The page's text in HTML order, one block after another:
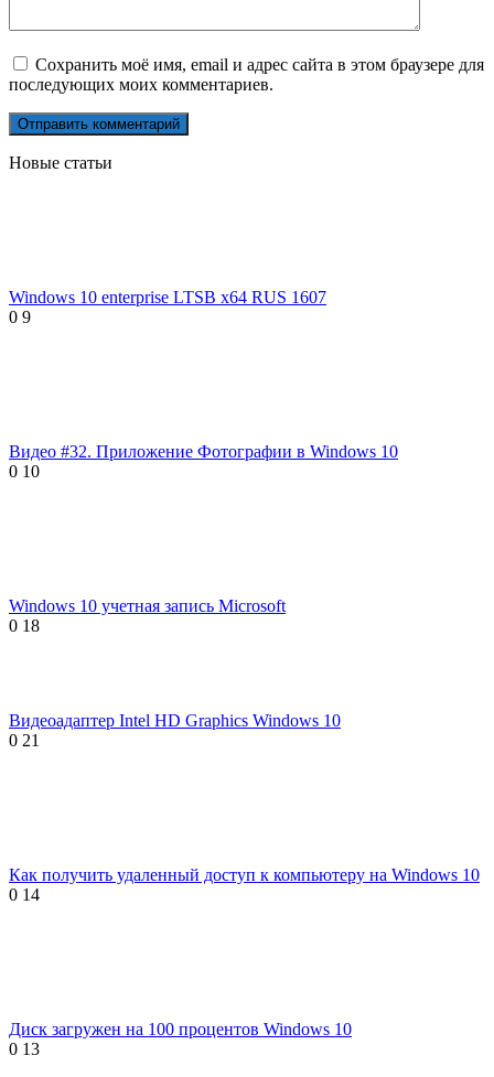
Сохранить моё имя, email и адрес сайта в этом браузере для
последующих моих комментариев.
Новые статьи
Windows 10 enterprise LTSB x64 RUS 1607
0 9
Видео #32. Приложение Фотографии в Windows 10
0 10
Windows 10 учетная запись Microsoft
0 18
Видеоадаптер Intel HD Graphics Windows 10
0 21
Как получить удаленный доступ к компьютеру на Windows 10
0 14
Диск загружен на 100 процентов Windows 10
0 13